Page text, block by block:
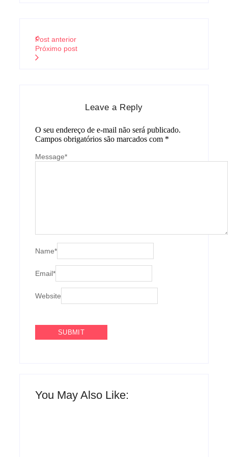
Post anterior
Próximo post
Leave a Reply
O seu endereço de e-mail não será publicado.
Campos obrigatórios são marcados com *
Message*
Name*
Email*
Website
You May Also Like: